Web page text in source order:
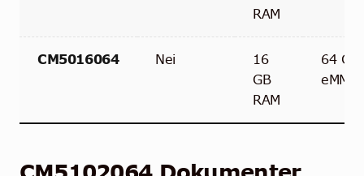
RAM
CM5016064 Nei
16
GB
RAM
64 GB
eMMC